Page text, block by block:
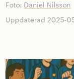
Foto: Daniel Nilsson
Uppdaterad 2025-